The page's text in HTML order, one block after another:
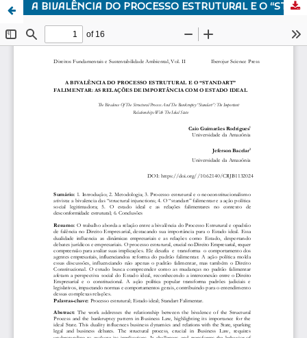
A BIVALÊNCIA DO PROCESSO ESTRUTURAL E O “STANDART” FALIMENTAR: AS RELAÇÕES DE IMPORTÂNCIA COM O ESTADO IDEAL